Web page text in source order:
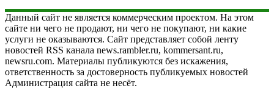
Данный сайт не является коммерческим проектом. На этом
сайте ни чего не продают, ни чего не покупают, ни какие
услуги не оказываются. Сайт представляет собой ленту
новостей RSS канала news.rambler.ru, kommersant.ru,
newsru.com. Материалы публикуются без искажения,
ответственность за достоверность публикуемых новостей
Администрация сайта не несёт.